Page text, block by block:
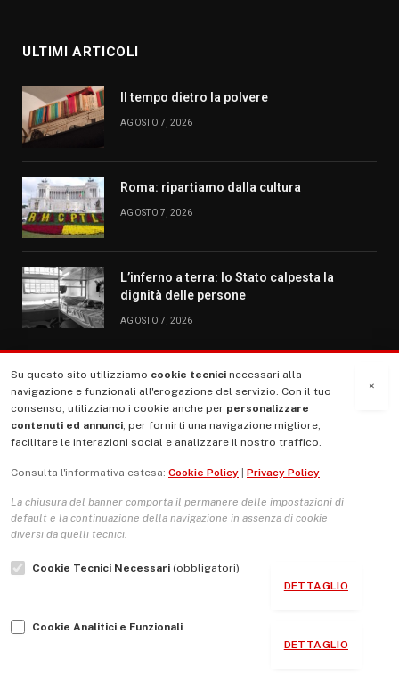
ULTIMI ARTICOLI
Il tempo dietro la polvere
AGOSTO 7, 2026
Roma: ripartiamo dalla cultura
AGOSTO 7, 2026
L’inferno a terra: lo Stato calpesta la
dignità delle persone
AGOSTO 7, 2026
MENU
La Nostra Storia
Le Copertine
L’Associazione
Indirizzo Socio Politico Culturale
Guida per le autrici e gli autori
×
Su questo sito utilizziamo cookie tecnici necessari alla
navigazione e funzionali all'erogazione del servizio. Con il tuo
consenso, utilizziamo i cookie anche per personalizzare
contenuti ed annunci, per fornirti una navigazione migliore,
facilitare le interazioni social e analizzare il nostro traffico.
Consulta l'informativa estesa: Cookie Policy Privacy Policy
La chiusura del banner comporta il permanere delle impostazioni di
default e la continuazione della navigazione in assenza di cookie
diversi da quelli tecnici.
Cookie Tecnici Necessari (obbligatori)
DETTAGLIO
Cookie Analitici e Funzionali
DETTAGLIO